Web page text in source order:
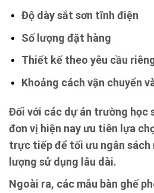
Độ dày sắt sơn tĩnh điện
Số lượng đặt hàng
Thiết kế theo yêu cầu
Khoảng cách vận chuyển
Đối với các dự án trường học
đơn vị hiện nay ưu tiên lựa
trực tiếp để tối ưu ngân sách
lượng sử dụng lâu dài.
Ngoài ra, các mẫu bàn ghế